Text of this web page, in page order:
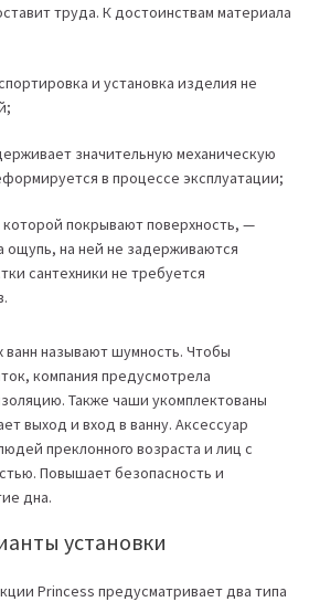
труда. К достоинствам материала
и установка изделия не
значительную механическую
в процессе эксплуатации;
покрывают поверхность, —
ощупь, на ней не задерживаются
сантехники не требуется
ванн называют шумность. Чтобы
компания предусмотрела
Также чаши укомплектованы
выход и вход в ванну. Аксессуар
преклонного возраста и лиц с
Повышает безопасность и
дна.
установки
Princess предусматривает два типа